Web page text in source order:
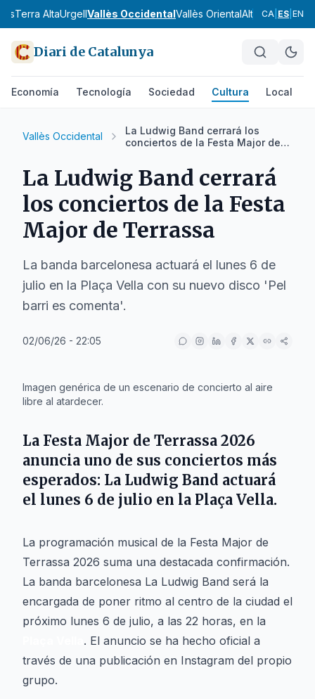
Terra AltaUrgellVallès OccidentalVallès OrientalAlt CampAlt
CA ES EN
Diari de Catalunya
Economía Tecnología Sociedad Cultura Local
Vallès Occidental
La Ludwig Band cerrará los
conciertos de la Festa Major de
La Ludwig Band cerrará
los conciertos de la Festa
Major de Terrassa
La banda barcelonesa actuará el lunes 6 de
julio en la Plaça Vella con su nuevo disco 'Pel
barri es comenta'.
02/06/26 - 22:05
Imagen genérica de un escenario de concierto al aire
libre al atardecer.
La Festa Major de Terrassa 2026
anuncia uno de sus conciertos más
esperados: La Ludwig Band actuará
el lunes 6 de julio en la Plaça Vella.
La programación musical de la Festa Major de
Terrassa 2026 suma una destacada confirmación.
La banda barcelonesa La Ludwig Band será la
encargada de poner ritmo al centro de la ciudad el
próximo lunes 6 de julio, a las 22 horas, en la
. El anuncio se ha hecho oficial a
través de una publicación en Instagram del propio
grupo.